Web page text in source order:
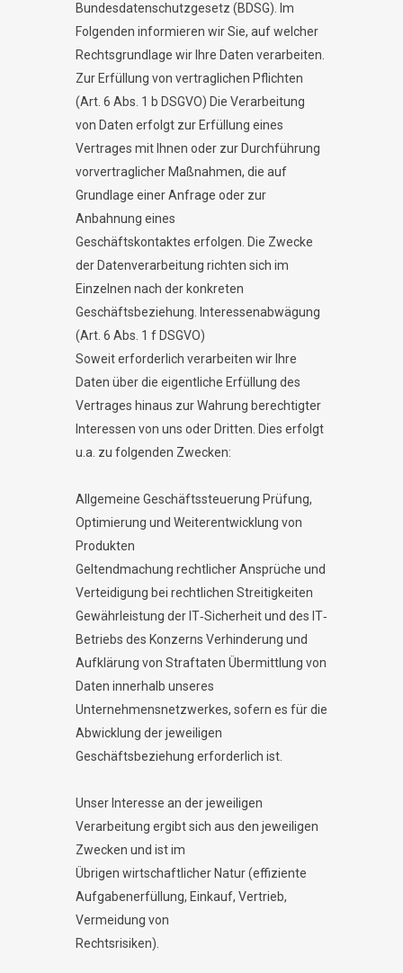
Bundesdatenschutzgesetz (BDSG). Im
Folgenden informieren wir Sie, auf welcher
Rechtsgrundlage wir Ihre Daten verarbeiten.
Zur Erfüllung von vertraglichen Pflichten
(Art. 6 Abs. 1 b DSGVO) Die Verarbeitung
von Daten erfolgt zur Erfüllung eines
Vertrages mit Ihnen oder zur Durchführung
vorvertraglicher Maßnahmen, die auf
Grundlage einer Anfrage oder zur
Anbahnung eines
Geschäftskontaktes erfolgen. Die Zwecke
der Datenverarbeitung richten sich im
Einzelnen nach der konkreten
Geschäftsbeziehung. Interessenabwägung
(Art. 6 Abs. 1 f DSGVO)
Soweit erforderlich verarbeiten wir Ihre
Daten über die eigentliche Erfüllung des
Vertrages hinaus zur Wahrung berechtigter
Interessen von uns oder Dritten. Dies erfolgt
u.a. zu folgenden Zwecken:
Allgemeine Geschäftssteuerung Prüfung,
Optimierung und Weiterentwicklung von
Produkten
Geltendmachung rechtlicher Ansprüche und
Verteidigung bei rechtlichen Streitigkeiten
Gewährleistung der IT‐Sicherheit und des IT‐
Betriebs des Konzerns Verhinderung und
Aufklärung von Straftaten Übermittlung von
Daten innerhalb unseres
Unternehmensnetzwerkes, sofern es für die
Abwicklung der jeweiligen
Geschäftsbeziehung erforderlich ist.
Unser Interesse an der jeweiligen
Verarbeitung ergibt sich aus den jeweiligen
Zwecken und ist im
Übrigen wirtschaftlicher Natur (effiziente
Aufgabenerfüllung, Einkauf, Vertrieb,
Vermeidung von
Rechtsrisiken).